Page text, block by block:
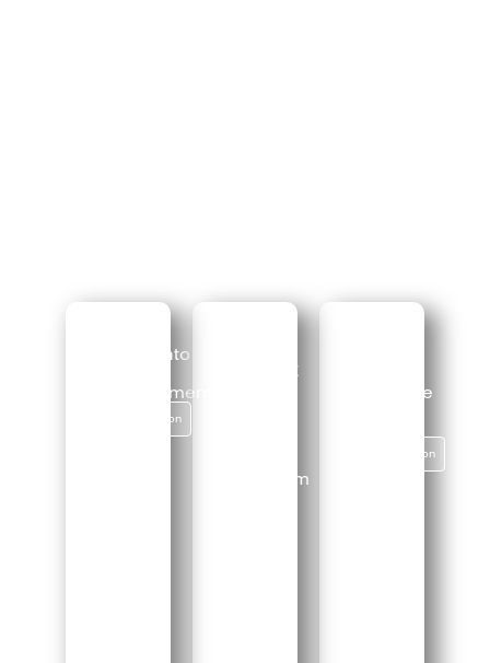
Sacramento
Kurzdokumentation
Dokumentation
FREUNDE
Produktfilm
Kampagne
Dokumentation